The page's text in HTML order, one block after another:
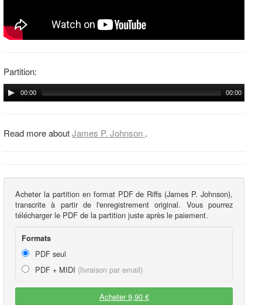
Partition:
00:00 00:00
Read more aboutJames P. Johnson .
Acheter la partition en format PDF de Riffs (James P. Johnson),
transcrite à partir de l'enregistrement original. Vous pourrez
télécharger le PDF de la partition juste après le paiement.
Formats
PDF seul
PDF + MIDI (livraison par email)
Acheter 9,90 €